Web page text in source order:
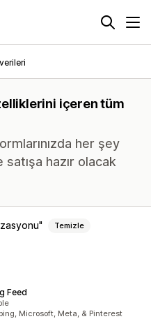
içeren tüm
her şey
hazır olacak
Temizle
Feed
Microsoft, Meta, & Pinterest